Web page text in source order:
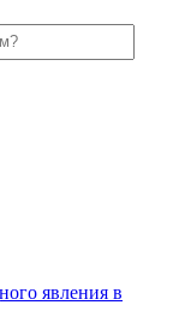
явления в